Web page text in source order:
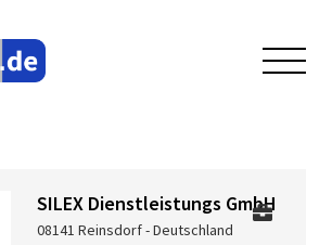
SILEX Dienstleistungs GmbH
08141 Reinsdorf - Deutschland